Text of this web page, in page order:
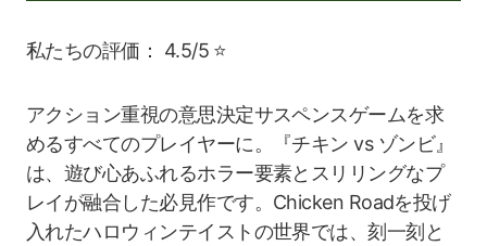
私たちの評価： 4.5/5 ⭐
アクション重視の意思決定サスペンスゲームを求
めるすべてのプレイヤーに。『チキン vs ゾンビ』
は、遊び心あふれるホラー要素とスリリングなプ
レイが融合した必見作です。Chicken Roadを投げ
入れたハロウィンテイストの世界では、刻一刻と